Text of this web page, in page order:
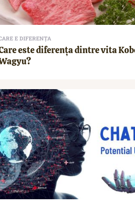
E DIFERENȚA
este diferența dintre vita